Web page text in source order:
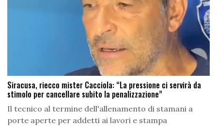
Siracusa, riecco mister Cacciola: “La pressione ci servirà da
stimolo per cancellare subito la penalizzazione”
Il tecnico al termine dell'allenamento di stamani a
porte aperte per addetti ai lavori e stampa